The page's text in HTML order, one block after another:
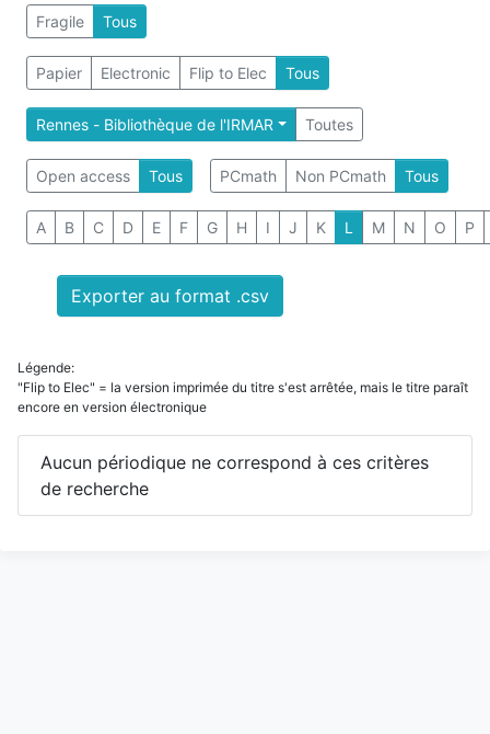
Fragile Tous
Papier Electronic Flip to Elec Tous
Rennes - Bibliothèque de l'IRMAR Toutes
Open access Tous PCmath Non PCmath Tous
A B C D E F G H I J K L M N O P
Exporter au format .csv
Légende:
"Flip to Elec" = la version imprimée du titre s'est arrêtée, mais le titre paraît
encore en version électronique
Aucun périodique ne correspond à ces critères
de recherche